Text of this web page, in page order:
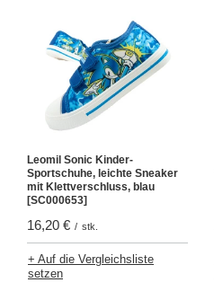
Leomil Sonic Kinder-
Sportschuhe, leichte Sneaker
mit Klettverschluss, blau
[SC000653]
16,20 € / stk.
+ Auf die Vergleichsliste
setzen